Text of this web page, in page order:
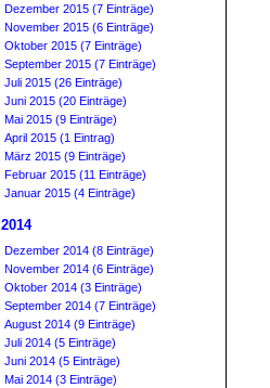
Dezember 2015 (7 Einträge)
November 2015 (6 Einträge)
Oktober 2015 (7 Einträge)
September 2015 (7 Einträge)
Juli 2015 (26 Einträge)
Juni 2015 (20 Einträge)
Mai 2015 (9 Einträge)
April 2015 (1 Eintrag)
März 2015 (9 Einträge)
Februar 2015 (11 Einträge)
Januar 2015 (4 Einträge)
2014
Dezember 2014 (8 Einträge)
November 2014 (6 Einträge)
Oktober 2014 (3 Einträge)
September 2014 (7 Einträge)
August 2014 (9 Einträge)
Juli 2014 (5 Einträge)
Juni 2014 (5 Einträge)
Mai 2014 (3 Einträge)